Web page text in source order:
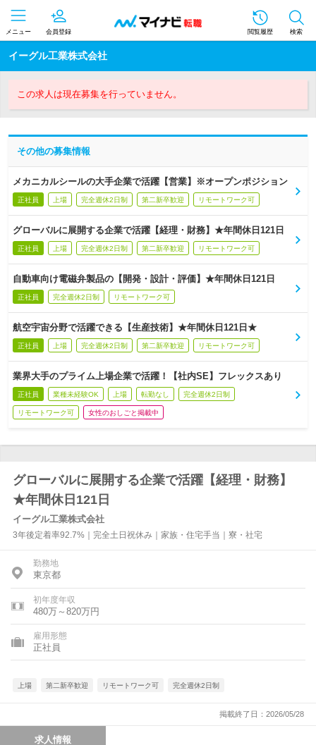
メニュー 会員登録 閲覧履歴 検索
イーグル工業株式会社
この求人は現在募集を行っていません。
その他の募集情報
メカニカルシールの大手企業で活躍【営業】※オープンポジション
正社員 上場 完全週休2日制 第二新卒歓迎 リモートワーク可
グローバルに展開する企業で活躍【経理・財務】★年間休日121日
正社員 上場 完全週休2日制 第二新卒歓迎 リモートワーク可
自動車向け電磁弁製品の【開発・設計・評価】★年間休日121日
正社員 完全週休2日制 リモートワーク可
航空宇宙分野で活躍できる【生産技術】★年間休日121日★
正社員 上場 完全週休2日制 第二新卒歓迎 リモートワーク可
業界大手のプライム上場企業で活躍！【社内SE】フレックスあり
正社員 業種未経験OK 上場 転勤なし 完全週休2日制
リモートワーク可 女性のおしごと掲載中
グローバルに展開する企業で活躍【経理・財務】
★年間休日121日
イーグル工業株式会社
3年後定着率92.7%｜完全土日祝休み｜家族・住宅手当｜寮・社宅
勤務地
東京都
初年度年収
480万～820万円
雇用形態
正社員
上場 第二新卒歓迎 リモートワーク可 完全週休2日制
掲載終了日：2026/05/28
求人情報